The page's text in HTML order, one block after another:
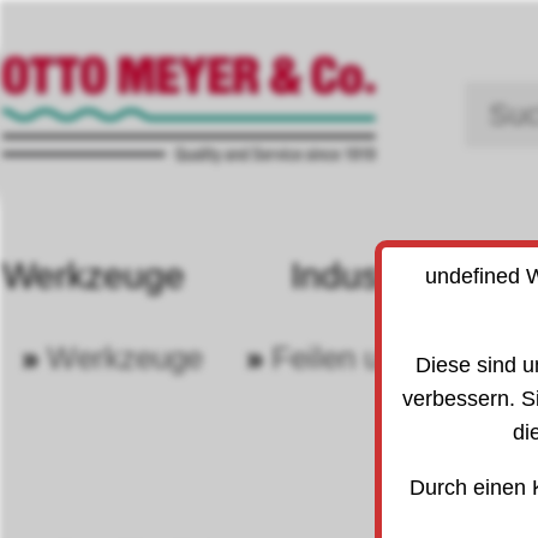
Werkzeuge Industriebedarf
» Werkzeuge » Feilen u. Hefte 3060
undefined
Diese sind
verbessern.
Durch einen